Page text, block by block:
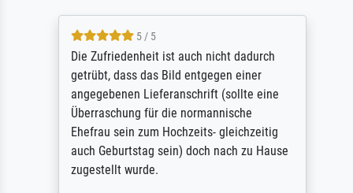
5 / 5
Die Zufriedenheit ist auch nicht dadurch
getrübt, dass das Bild entgegen einer
angegebenen Lieferanschrift (sollte eine
Überraschung für die normannische
Ehefrau sein zum Hochzeits- gleichzeitig
auch Geburtstag sein) doch nach zu Hause
zugestellt wurde.